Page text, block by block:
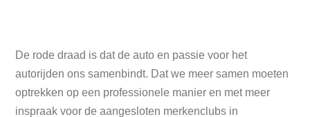
De rode draad is dat de auto en passie voor het
autorijden ons samenbindt. Dat we meer samen moeten
optrekken op een professionele manier en met meer
inspraak voor de aangesloten merkenclubs in